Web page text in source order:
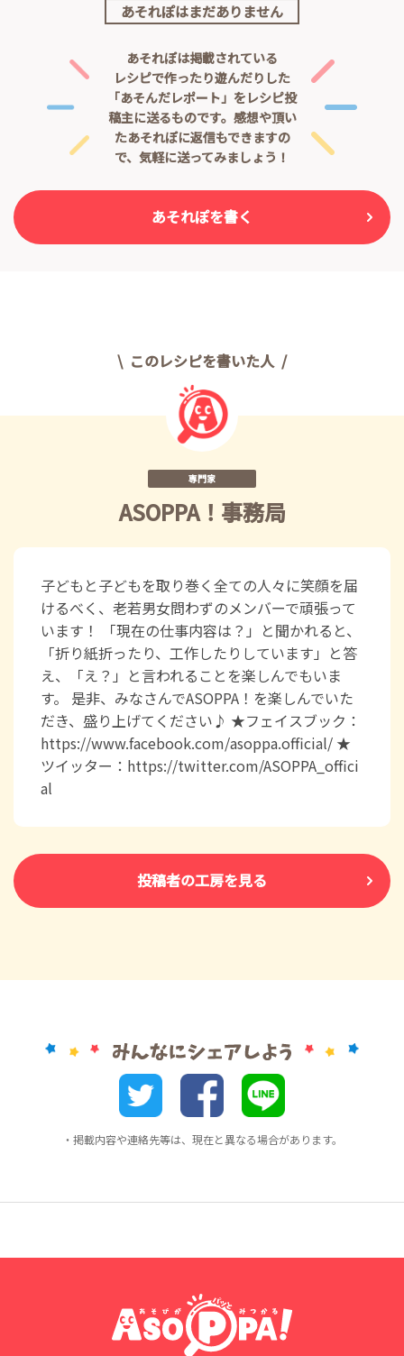
あそれぽはまだありません
あそれぽは掲載されている
レシピで作ったり遊んだりした
「あそんだレポート」をレシピ投
稿主に送るものです。 感想や頂い
たあそれぽに返信もできますの
で、気軽に送ってみましょう！
あそれぽを書く
このレシピを書いた人
専門家
ASOPPA！事務局
子どもと子どもを取り巻く全ての人々に笑顔を届
けるべく、老若男女問わずのメンバーで頑張って
います！ 「現在の仕事内容は？」と聞かれると、
「折り紙折ったり、工作したりしています」と答
え、「え？」と言われることを楽しんでもいま
す。 是非、みなさんでASOPPA！を楽しんでいた
だき、盛り上げてください♪ ★フェイスブック：
https://www.facebook.com/asoppa.official/ ★
ツイッター：https://twitter.com/ASOPPA_offici
al
投稿者の工房を見る
・掲載内容や連絡先等は、現在と異なる場合があります。